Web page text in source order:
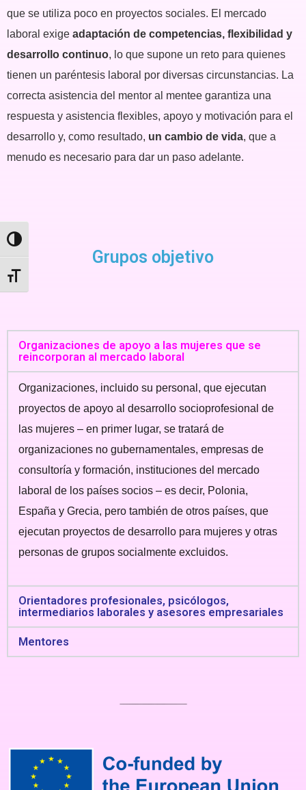
Toggle High Contrast
Toggle Font size
que se utiliza poco en proyectos sociales. El mercado
laboral exige adaptación de competencias, flexibilidad y
desarrollo continuo, lo que supone un reto para quienes
tienen un paréntesis laboral por diversas circunstancias. La
correcta asistencia del mentor al mentee garantiza una
respuesta y asistencia flexibles, apoyo y motivación para el
desarrollo y, como resultado, un cambio de vida, que a
menudo es necesario para dar un paso adelante.
Grupos objetivo
Organizaciones de apoyo a las mujeres que se
reincorporan al mercado laboral
Organizaciones, incluido su personal, que ejecutan
proyectos de apoyo al desarrollo socioprofesional de
las mujeres – en primer lugar, se tratará de
organizaciones no gubernamentales, empresas de
consultoría y formación, instituciones del mercado
laboral de los países socios – es decir, Polonia,
España y Grecia, pero también de otros países, que
ejecutan proyectos de desarrollo para mujeres y otras
personas de grupos socialmente excluidos.
Orientadores profesionales, psicólogos,
intermediarios laborales y asesores empresariales
Mentores